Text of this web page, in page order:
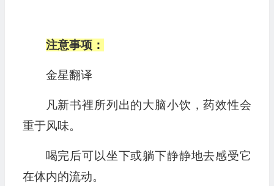
注意事项：
金星翻译
凡新书裡所列出的大脑小饮，药效性会
重于风味。
喝完后可以坐下或躺下静静地去感受它
在体内的流动。